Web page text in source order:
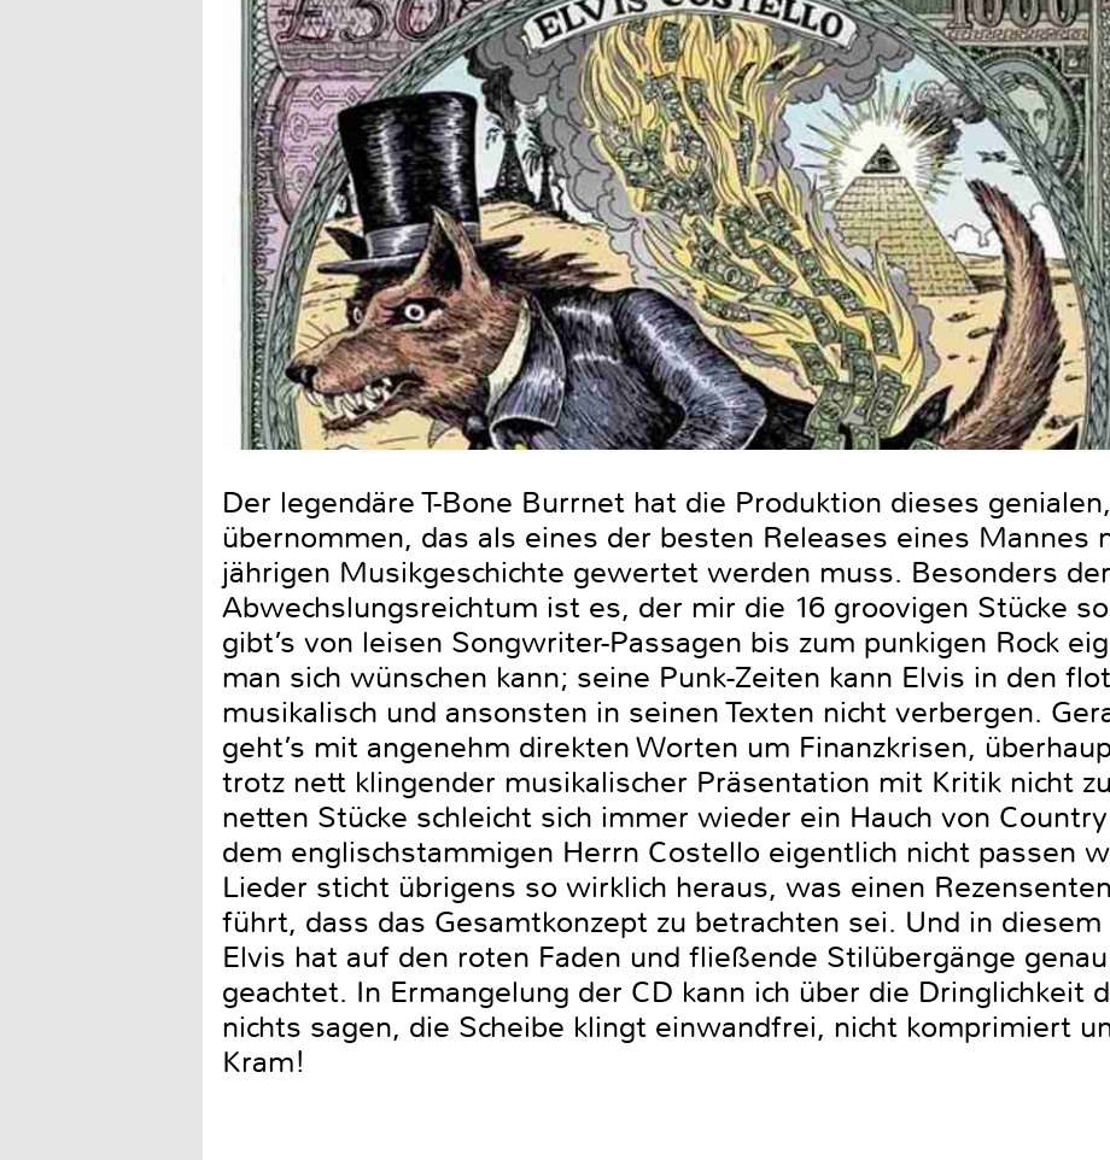
Der legendäre T-Bone Burrnet hat die Produktion dieses
übernommen, das als eines der besten Releases eines Mannes
jährigen Musikgeschichte gewertet werden muss. Besonders der
Abwechslungsreichtum ist es, der mir die 16 groovigen Stücke
gibt’s von leisen Songwriter-Passagen bis zum punkigen Rock
man sich wünschen kann; seine Punk-Zeiten kann Elvis in den
musikalisch und ansonsten in seinen Texten nicht verbergen.
geht’s mit angenehm direkten Worten um Finanzkrisen,
trotz nett klingender musikalischer Präsentation mit Kritik nicht
netten Stücke schleicht sich immer wieder ein Hauch von
dem englischstammigen Herrn Costello eigentlich nicht passen
Lieder sticht übrigens so wirklich heraus, was einen
führt, dass das Gesamtkonzept zu betrachten sei. Und in diesem
Elvis hat auf den roten Faden und fließende Stilübergänge
geachtet. In Ermangelung der CD kann ich über die Dringlichkeit
nichts sagen, die Scheibe klingt einwandfrei, nicht komprimiert
Kram!